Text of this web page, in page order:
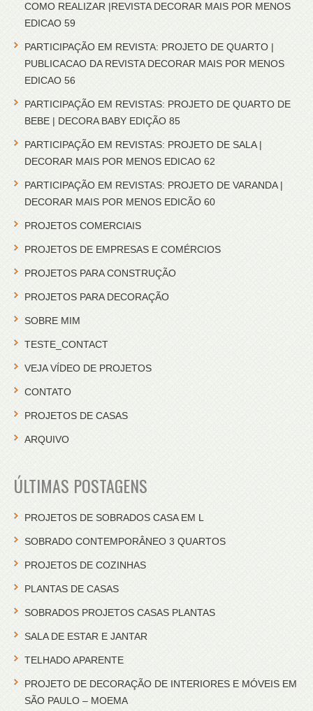
COMO REALIZAR |REVISTA DECORAR MAIS POR MENOS
EDICAO 59
PARTICIPAÇÃO EM REVISTA: PROJETO DE QUARTO |
PUBLICACAO DA REVISTA DECORAR MAIS POR MENOS
EDICAO 56
PARTICIPAÇÃO EM REVISTAS: PROJETO DE QUARTO DE
BEBE | DECORA BABY EDIÇÃO 85
PARTICIPAÇÃO EM REVISTAS: PROJETO DE SALA |
DECORAR MAIS POR MENOS EDICAO 62
PARTICIPAÇÃO EM REVISTAS: PROJETO DE VARANDA |
DECORAR MAIS POR MENOS EDICÃO 60
PROJETOS COMERCIAIS
PROJETOS DE EMPRESAS E COMÉRCIOS
PROJETOS PARA CONSTRUÇÃO
PROJETOS PARA DECORAÇÃO
SOBRE MIM
TESTE_CONTACT
VEJA VÍDEO DE PROJETOS
CONTATO
PROJETOS DE CASAS
ARQUIVO
ÚLTIMAS POSTAGENS
PROJETOS DE SOBRADOS CASA EM L
SOBRADO CONTEMPORÂNEO 3 QUARTOS
PROJETOS DE COZINHAS
PLANTAS DE CASAS
SOBRADOS PROJETOS CASAS PLANTAS
SALA DE ESTAR E JANTAR
TELHADO APARENTE
PROJETO DE DECORAÇÃO DE INTERIORES E MÓVEIS EM
SÃO PAULO – MOEMA